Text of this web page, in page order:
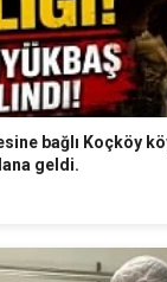
bağlı Koçköy
geldi.